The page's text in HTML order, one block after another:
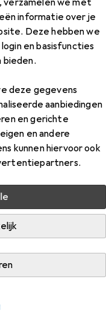
verzamelen we met
informatie over je
Deze hebben we
en basisfuncties
bieden.
deze gegevens
aanbiedingen
en gerichte
en andere
kunnen hiervoor ook
MK2 Canon RF
Volledig formaat
14mm
14mm T3.1
Lensdoppen